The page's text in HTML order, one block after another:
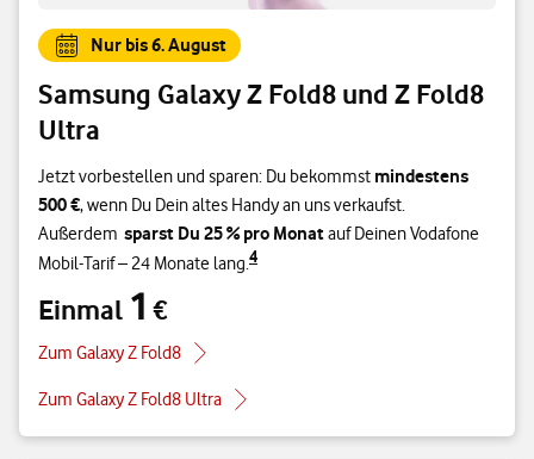
Nur bis 6. August
Samsung Galaxy Z Fold8 und Z Fold8
Ultra
Jetzt vorbestellen und sparen: Du bekommst mindestens
500 €, wenn Du Dein altes Handy an uns verkaufst.
Außerdem sparst Du 25 % pro Monatauf Deinen Vodafone
Mobil-Tarif – 24 Monate lang.4
Einmal 1 €
Einmal 1 €
Zum Galaxy Z Fold8
Zum Galaxy Z Fold8 Ultra